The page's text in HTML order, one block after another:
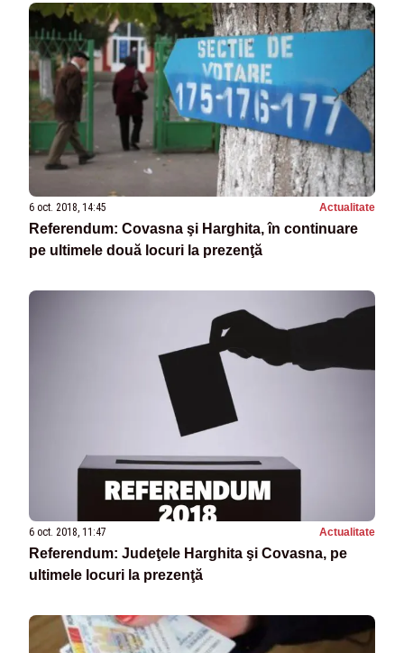
6 oct. 2018, 14:45 Actualitate
Referendum: Covasna şi Harghita, în continuare
pe ultimele două locuri la prezenţă
6 oct. 2018, 11:47 Actualitate
Referendum: Judeţele Harghita şi Covasna, pe
ultimele locuri la prezenţă